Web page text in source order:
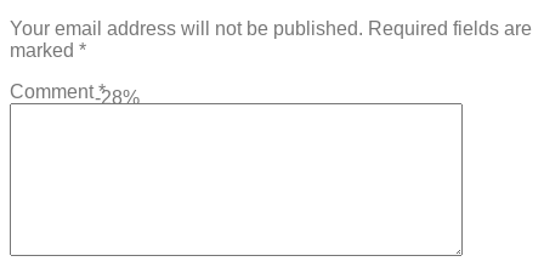
-28%
Your email address will not be published. Required fields are
marked *
Comment*